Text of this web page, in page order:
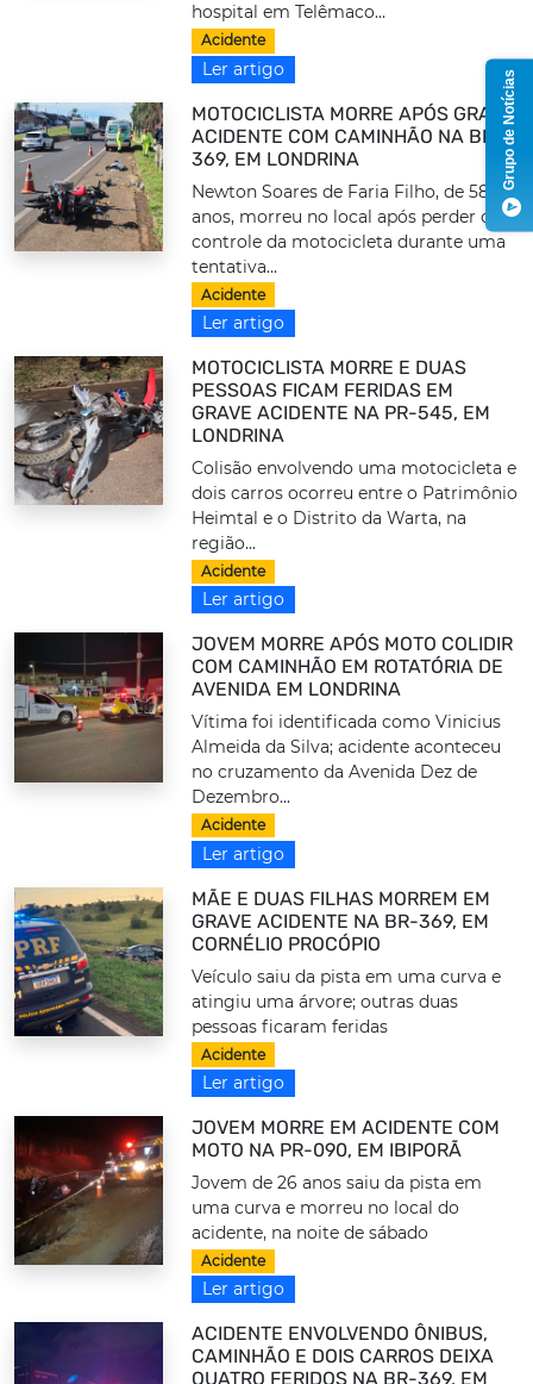
hospital em Telêmaco...
Acidente
Ler artigo
MOTOCICLISTA MORRE APÓS GRAVE
ACIDENTE COM CAMINHÃO NA BR-
369, EM LONDRINA
Newton Soares de Faria Filho, de 58
anos, morreu no local após perder o
controle da motocicleta durante uma
tentativa...
Acidente
Ler artigo
MOTOCICLISTA MORRE E DUAS
PESSOAS FICAM FERIDAS EM
GRAVE ACIDENTE NA PR-545, EM
LONDRINA
Colisão envolvendo uma motocicleta e
dois carros ocorreu entre o Patrimônio
Heimtal e o Distrito da Warta, na
região...
Acidente
Ler artigo
JOVEM MORRE APÓS MOTO COLIDIR
COM CAMINHÃO EM ROTATÓRIA DE
AVENIDA EM LONDRINA
Vítima foi identificada como Vinicius
Almeida da Silva; acidente aconteceu
no cruzamento da Avenida Dez de
Dezembro...
Acidente
Ler artigo
MÃE E DUAS FILHAS MORREM EM
GRAVE ACIDENTE NA BR-369, EM
CORNÉLIO PROCÓPIO
Veículo saiu da pista em uma curva e
atingiu uma árvore; outras duas
pessoas ficaram feridas
Acidente
Ler artigo
JOVEM MORRE EM ACIDENTE COM
MOTO NA PR-090, EM IBIPORÃ
Jovem de 26 anos saiu da pista em
uma curva e morreu no local do
acidente, na noite de sábado
Acidente
Ler artigo
ACIDENTE ENVOLVENDO ÔNIBUS,
CAMINHÃO E DOIS CARROS DEIXA
QUATRO FERIDOS NA BR-369, EM
Grupo de Notícias